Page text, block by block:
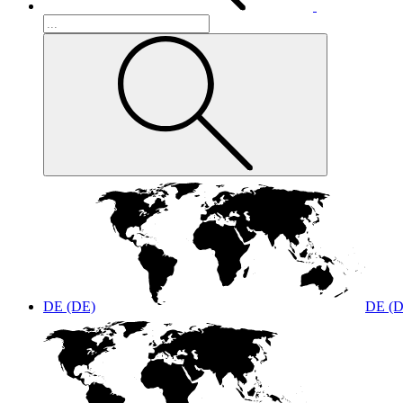
DE (DE) DE